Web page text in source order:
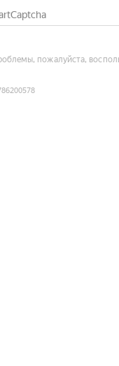
пожалуйста,